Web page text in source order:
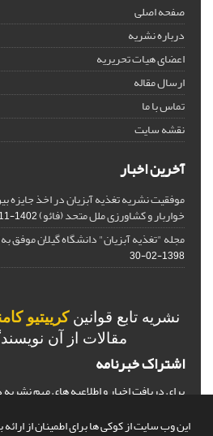
این وب سایت از کوکی ها برای اطمینان از ارائه
صفحه اصلی
درباره نشریه
اعضای هیات تحریریه
ارسال مقاله
تماس با ما
نقشه سایت
آخرین اخبار
موفقیت نشریه تغذیه آبزیان در اخذ جایزه
خواربار و کشاورزی ملل متحد (فائو)1402-11-08
مجله "تغذیه آبزیان" دانشگاه گیلان موفق
1398-02-30
نشریه تابع قوانینکرییتیو
مقالات از آن
اشتراک خبرنامه
برای دریافت اخبار و اطلاعیه های مهم